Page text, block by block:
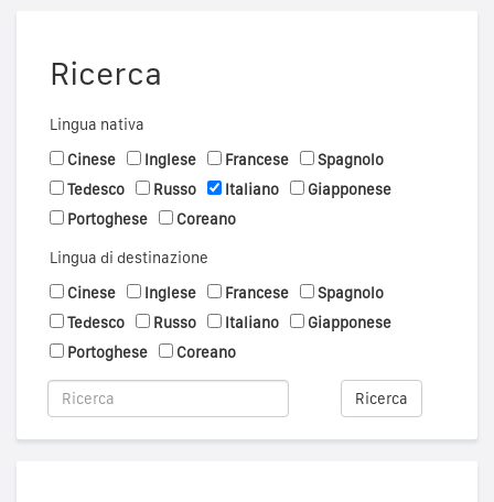
Ricerca
Lingua nativa
Cinese
Inglese Francese
Spagnolo
Tedesco
Russo Italiano
Giapponese
Portoghese
Coreano
Lingua di destinazione
Cinese
Inglese Francese
Spagnolo
Tedesco
Russo Italiano
Giapponese
Portoghese
Coreano
Ricerca